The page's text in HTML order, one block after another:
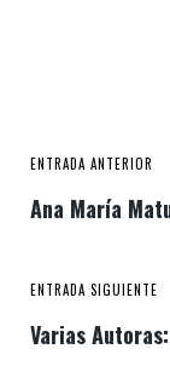
ENTRADA ANTERIOR
Ana María
ENTRADA SIGUIENTE
Varias